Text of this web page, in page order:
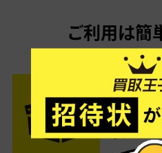
ご利用は簡
-
STEP1 お
ネットで
たい商品
す。